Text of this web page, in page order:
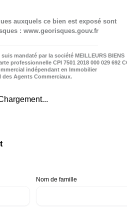
auxquels ce bien est exposé sont
: www.georisques.gouv.fr
mandaté par la société MEILLEURS BIENS
professionnelle CPI 7501 2018 000 029 692
indépendant en Immobilier
des Agents Commerciaux.
Nom de famille